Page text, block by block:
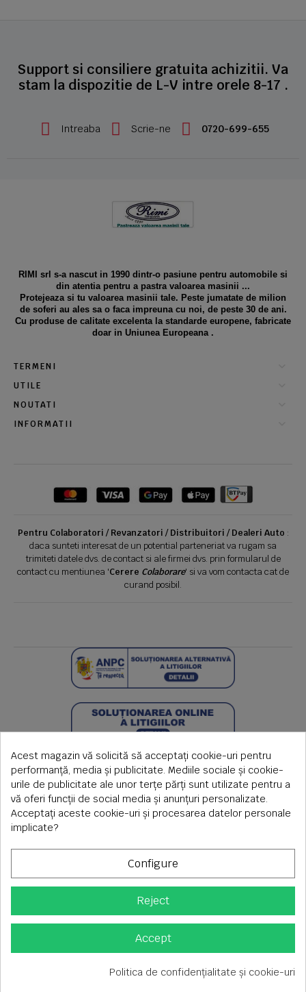
Support si consiliere gratuita achizitii. Va
stam la dispozitie de L-V intre orele 8-17 .
Intreaba Scrie-ne 0720-699-655
RIMI srl s-a nascut in 1990 dintr-o pasiune pentru automobile si
din atentia pentru a pastra valoarea masinii ...
Protejeaza si tu valoarea masinii tale. Peste jumatate de milion
de soferi au ales sa o faca impreuna cu noi, de peste 30 de ani.
Cu produse de calitate excelenta la standarde europene, fabricate
doar in Uniunea Europeana .
TERMENI
UTILE
NOUTATI
INFORMATII
Pentru Colaboratori / Revanzatori / Distribuitori / Dealeri Auto :
daca sunteti interesat de un potential parteneriat va rugam sa
trimiteti datele dvs. de contact si ale firmei dvs. prin formularul de
contact cu mentiunea 'Cerere Colaborare' si va vom contacta cat de
curand posibil.
Copyright © 2026 S.C. Rimi S.R.L. , Reg.Com: J1992000639351,
CUI: RO1824566
Tel fix: 0256-275 273 mobil: 0720 699 655 ,
Acest magazin vă solicită să acceptați cookie-uri pentru
performanță, media și publicitate. Mediile sociale și cookie-
urile de publicitate ale unor terțe părți sunt utilizate pentru a
vă oferi funcții de social media și anunțuri personalizate.
Acceptați aceste cookie-uri și procesarea datelor personale
implicate?
Configure
Reject
Accept
Politica de confidențialitate și cookie-uri